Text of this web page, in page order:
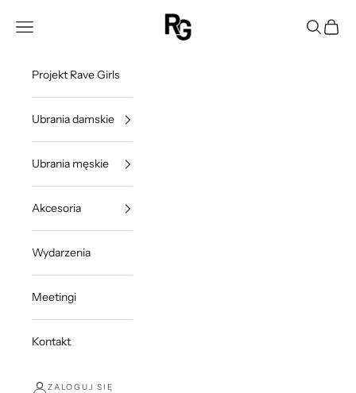
Rave Girls Poland
Otwórz menu nawigacji Otwórz
Projekt Rave Girls
Ubrania damskie
Ubrania męskie
Akcesoria
Wydarzenia
Meetingi
Kontakt
ZALOGUJ SIĘ